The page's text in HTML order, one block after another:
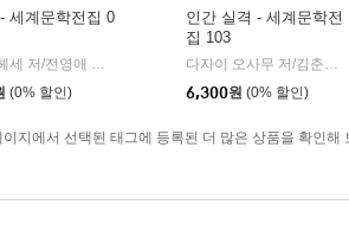
세계문학전집 0
(0% 할인)
인간 실격 - 세계문학전
집 103
6,300원 (0% 할인)
이지에서 선택된 태그에 등록된 더 많은 상품을 확인해